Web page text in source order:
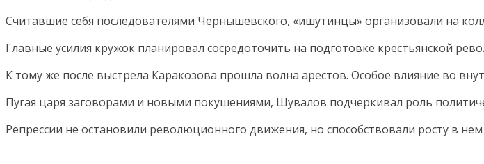
Считавшие себя последователями Чернышевского, «ишутинцы» организовали на
Главные усилия кружок планировал сосредоточить на подготовке крестьянской
К тому же после выстрела Каракозова прошла волна арестов. Особое влияние во
Пугая царя заговорами и новыми покушениями, Шувалов подчеркивал роль
Репрессии не остановили революционного движения, но способствовали росту в нем